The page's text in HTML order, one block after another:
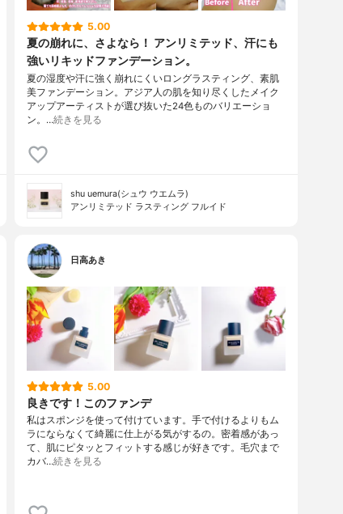
5.00
夏の崩れに、さよなら！ アンリミテッド、汗にも
強いリキッドファンデーション。
夏の湿度や汗に強く崩れにくいロングラスティング、素肌
美ファンデーション。アジア人の肌を知り尽くしたメイク
アップアーティストが選び抜いた24色ものバリエーショ
ン。…続きを見る
shu uemura(シュウ ウエムラ)
アンリミテッド ラスティング フルイド
日高あき
5.00
良きです！このファンデ
私はスポンジを使って付けています。手で付けるよりもム
ラにならなくて綺麗に仕上がる気がするの。密着感があっ
て、肌にピタッとフィットする感じが好きです。毛穴まで
カバ…続きを見る